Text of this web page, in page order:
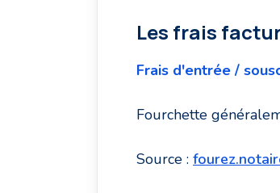
Les frais
Frais d'entrée /
Fourchette
Source :